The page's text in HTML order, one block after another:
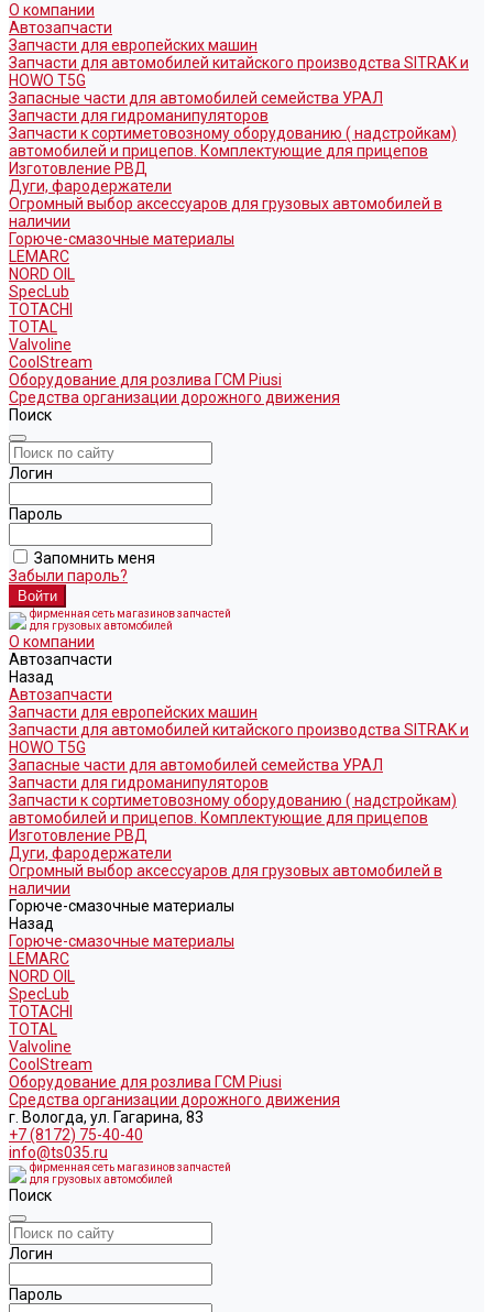
О компании
Автозапчасти
Запчасти для европейских машин
Запчасти для автомобилей китайского производства SITRAK и
HOWO T5G
Запасные части для автомобилей семейства УРАЛ
Запчасти для гидроманипуляторов
Запчасти к сортиметовозному оборудованию ( надстройкам)
автомобилей и прицепов. Комплектующие для прицепов
Изготовление РВД
Дуги, фародержатели
Огромный выбор аксессуаров для грузовых автомобилей в
наличии
Горюче-смазочные материалы
LEMARC
NORD OIL
SpecLub
TOTACHI
TOTAL
Valvoline
CoolStream
Оборудование для розлива ГСМ Piusi
Средства организации дорожного движения
Поиск
Логин
Пароль
Запомнить меня
Забыли пароль?
фирменная сеть магазинов запчастей
для грузовых автомобилей
О компании
Автозапчасти
Назад
Автозапчасти
Запчасти для европейских машин
Запчасти для автомобилей китайского производства SITRAK и
HOWO T5G
Запасные части для автомобилей семейства УРАЛ
Запчасти для гидроманипуляторов
Запчасти к сортиметовозному оборудованию ( надстройкам)
автомобилей и прицепов. Комплектующие для прицепов
Изготовление РВД
Дуги, фародержатели
Огромный выбор аксессуаров для грузовых автомобилей в
наличии
Горюче-смазочные материалы
Назад
Горюче-смазочные материалы
LEMARC
NORD OIL
SpecLub
TOTACHI
TOTAL
Valvoline
CoolStream
Оборудование для розлива ГСМ Piusi
Средства организации дорожного движения
г. Вологда, ул. Гагарина, 83
+7 (8172) 75-40-40
info@ts035.ru
фирменная сеть магазинов запчастей
для грузовых автомобилей
Поиск
Логин
Пароль